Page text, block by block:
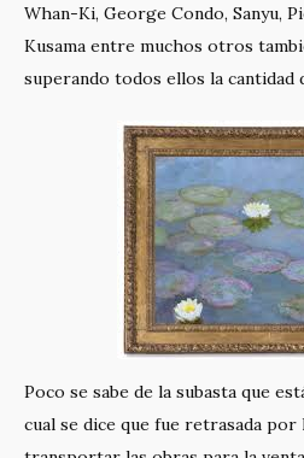
Whan-Ki, George Condo, Sanyu,
Kusama entre muchos otros
superando todos ellos la cantidad
Poco se sabe de la subasta que
cual se dice que fue retrasada por